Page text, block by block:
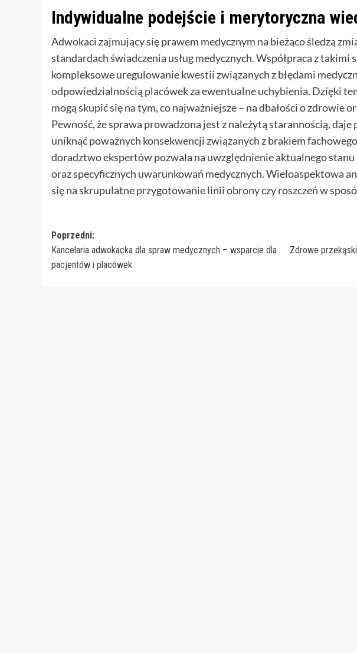
Indywidualne podejście i merytoryczna
Adwokaci zajmujący się prawem medycznym na bieżąco śledzą
standardach świadczenia usług medycznych. Współpraca z
kompleksowe uregulowanie kwestii związanych z błędami
odpowiedzialnością placówek za ewentualne uchybienia. Dzięki
mogą skupić się na tym, co najważniejsze – na dbałości o zdrowie
Pewność, że sprawa prowadzona jest z należytą starannością,
uniknąć poważnych konsekwencji związanych z brakiem
doradztwo ekspertów pozwala na uwzględnienie aktualnego
oraz specyficznych uwarunkowań medycznych. Wieloaspektowa
się na skrupulatne przygotowanie linii obrony czy roszczeń w
Zobacz
wpisy
Poprzedni:
Kancelaria adwokacka dla spraw medycznych – wsparcie dla
pacjentów i placówek
Zdrowe